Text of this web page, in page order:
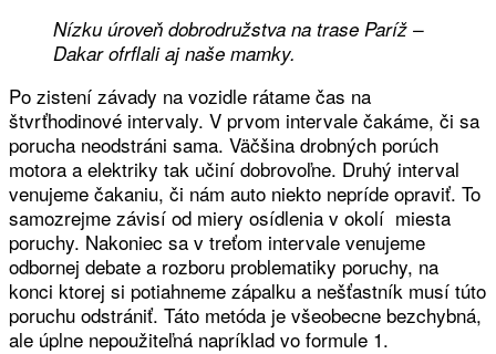
Nízku úroveň dobrodružstva na trase Paríž –
Dakar ofrflali aj naše mamky.
Po zistení závady na vozidle rátame čas na
štvrťhodinové intervaly. V prvom intervale čakáme, či sa
porucha neodstráni sama. Väčšina drobných porúch
motora a elektriky tak učiní dobrovoľne. Druhý interval
venujeme čakaniu, či nám auto niekto nepríde opraviť. To
samozrejme závisí od miery osídlenia v okolí miesta
poruchy. Nakoniec sa v treťom intervale venujeme
odbornej debate a rozboru problematiky poruchy, na
konci ktorej si potiahneme zápalku a nešťastník musí túto
poruchu odstrániť. Táto metóda je všeobecne bezchybná,
ale úplne nepoužiteľná napríklad vo formule 1.